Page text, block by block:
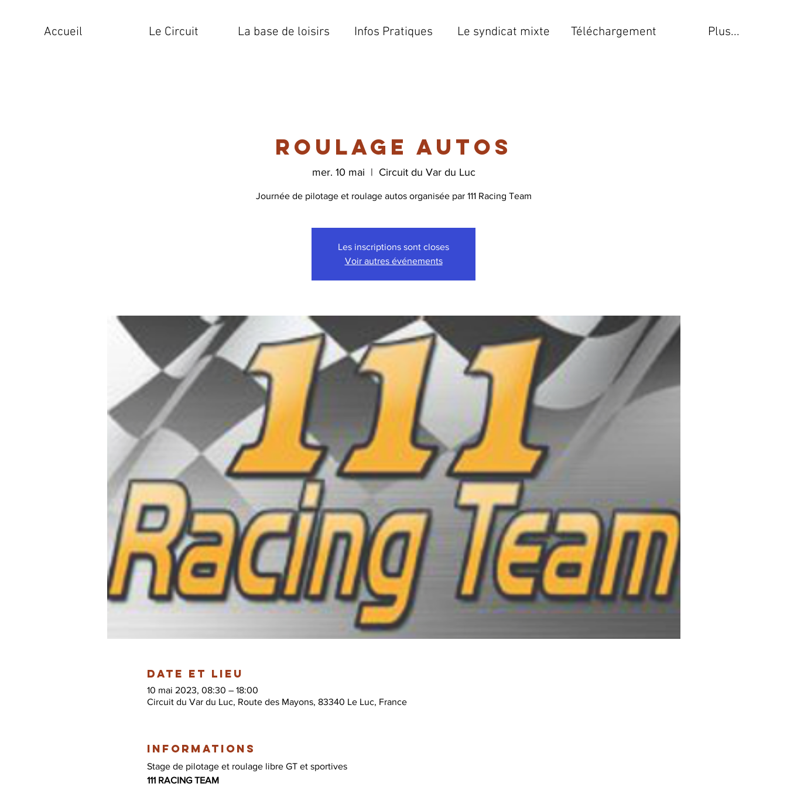
Accueil Le Circuit La base de loisirs Infos Pratiques Le syndicat mixte Téléchargement Plus...
Roulage autos
mer. 10 mai
  |
Circuit du Var du Luc
Journée de pilotage et roulage autos organisée par 111 Racing Team
Les inscriptions sont closes
Voir autres événements
Date et lieu
10 mai 2023, 08:30 – 18:00
Circuit du Var du Luc, Route des Mayons, 83340 Le Luc, France
Informations
Stage de pilotage et roulage libre GT et sportives
111 RACING TEAM